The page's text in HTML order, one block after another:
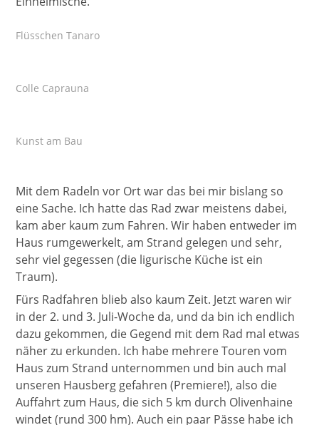
Flüsschen Tanaro
Colle Caprauna
Kunst am Bau
Mit dem Radeln vor Ort war das bei mir bislang so
eine Sache. Ich hatte das Rad zwar meistens dabei,
kam aber kaum zum Fahren. Wir haben entweder im
Haus rumgewerkelt, am Strand gelegen und sehr,
sehr viel gegessen (die ligurische Küche ist ein
Traum).
Fürs Radfahren blieb also kaum Zeit. Jetzt waren wir
in der 2. und 3. Juli-Woche da, und da bin ich endlich
dazu gekommen, die Gegend mit dem Rad mal etwas
näher zu erkunden. Ich habe mehrere Touren vom
Haus zum Strand unternommen und bin auch mal
unseren Hausberg gefahren (Premiere!), also die
Auffahrt zum Haus, die sich 5 km durch Olivenhaine
windet (rund 300 hm). Auch ein paar Pässe habe ich